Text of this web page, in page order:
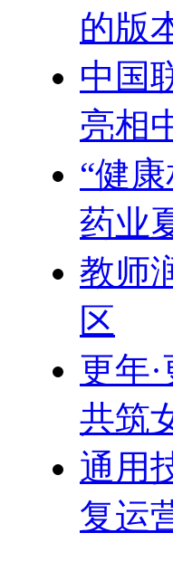
的版
中国
亮相
“健
药业
教师
区
更年
共筑
通用
复运